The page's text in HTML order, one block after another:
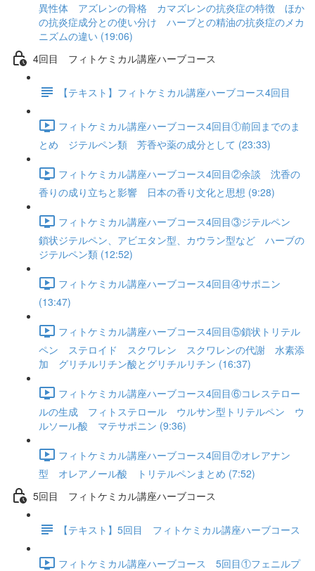
異性体 アズレンの骨格 カマズレンの抗炎症の特徴 ほか
の抗炎症成分との使い分け ハーブとの精油の抗炎症のメカ
ニズムの違い (19:06)
4回目 フィトケミカル講座ハーブコース
【テキスト】フィトケミカル講座ハーブコース4回目
フィトケミカル講座ハーブコース4回目①前回までのま
とめ ジテルペン類 芳香や薬の成分として (23:33)
フィトケミカル講座ハーブコース4回目②余談 沈香の
香りの成り立ちと影響 日本の香り文化と思想 (9:28)
フィトケミカル講座ハーブコース4回目③ジテルペン
鎖状ジテルペン、アビエタン型、カウラン型など ハーブの
ジテルペン類 (12:52)
フィトケミカル講座ハーブコース4回目④サポニン
(13:47)
フィトケミカル講座ハーブコース4回目⑤鎖状トリテル
ペン ステロイド スクワレン スクワレンの代謝 水素添
加 グリチルリチン酸とグリチルリチン (16:37)
フィトケミカル講座ハーブコース4回目⑥コレステロー
ルの生成 フィトステロール ウルサン型トリテルペン ウ
ルソール酸 マテサポニン (9:36)
フィトケミカル講座ハーブコース4回目⑦オレアナン
型 オレアノール酸 トリテルペンまとめ (7:52)
5回目 フィトケミカル講座ハーブコース
【テキスト】5回目 フィトケミカル講座ハーブコース
フィトケミカル講座ハーブコース 5回目①フェニルプ